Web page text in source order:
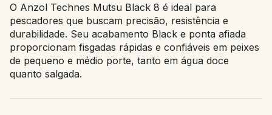
O Anzol Technes Mutsu Black 8 é ideal para
pescadores que buscam precisão, resistência e
durabilidade. Seu acabamento Black e ponta afiada
proporcionam fisgadas rápidas e confiáveis em peixes
de pequeno e médio porte, tanto em água doce
quanto salgada.